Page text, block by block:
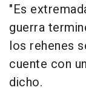
"Es
guerra
los rehenes
cuente con
dicho.